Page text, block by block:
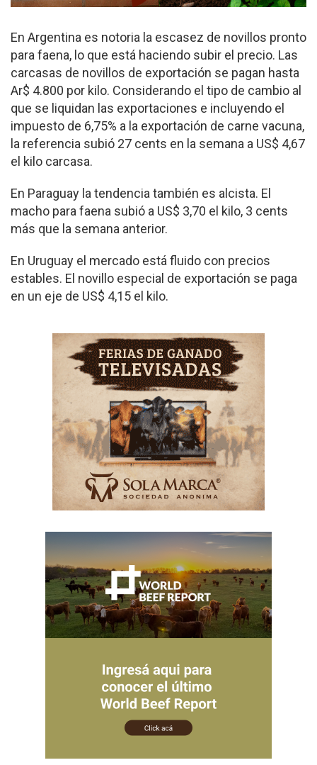
En Argentina es notoria la escasez de novillos pronto
para faena, lo que está haciendo subir el precio. Las
carcasas de novillos de exportación se pagan hasta
Ar$ 4.800 por kilo. Considerando el tipo de cambio al
que se liquidan las exportaciones e incluyendo el
impuesto de 6,75% a la exportación de carne vacuna,
la referencia subió 27 cents en la semana a US$ 4,67
el kilo carcasa.
En Paraguay la tendencia también es alcista. El
macho para faena subió a US$ 3,70 el kilo, 3 cents
más que la semana anterior.
En Uruguay el mercado está fluido con precios
estables. El novillo especial de exportación se paga
en un eje de US$ 4,15 el kilo.